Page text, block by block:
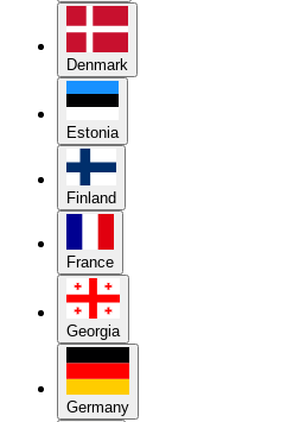
Denmark
Estonia
Finland
France
Georgia
Germany